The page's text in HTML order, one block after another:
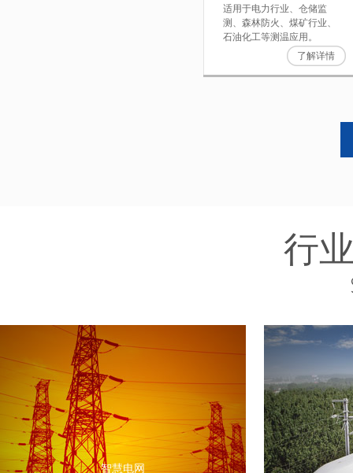
适用于电力行业、仓储监
测、森林防火、煤矿行业、
石油化工等测温应用。
了解详情
行
智慧电网